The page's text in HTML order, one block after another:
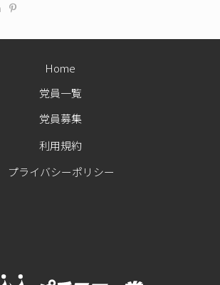
党員一覧
党員募集
利用規約
Home
プライバシーポリシー